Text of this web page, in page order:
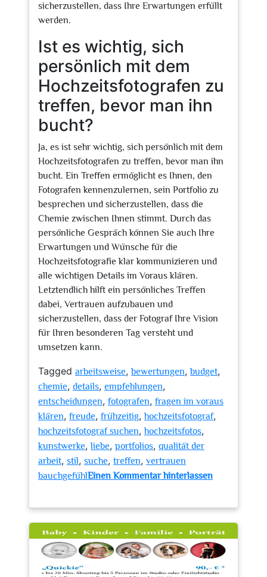
sicherzustellen, dass Ihre Erwartungen erfüllt
werden.
Ist es wichtig, sich
persönlich mit dem
Hochzeitsfotografen zu
treffen, bevor man ihn
bucht?
Ja, es ist sehr wichtig, sich persönlich mit dem
Hochzeitsfotografen zu treffen, bevor man ihn
bucht. Ein Treffen ermöglicht es Ihnen, den
Fotografen kennenzulernen, sein Portfolio zu
besprechen und sicherzustellen, dass die
Chemie zwischen Ihnen stimmt. Durch das
persönliche Gespräch können Sie auch Ihre
Erwartungen und Wünsche für die
Hochzeitsfotografie klar kommunizieren und
alle wichtigen Details im Voraus klären.
Letztendlich hilft ein persönliches Treffen
dabei, Vertrauen aufzubauen und
sicherzustellen, dass der Fotograf Ihre Vision
für Ihren besonderen Tag versteht und
umsetzen kann.
Tagged arbeitsweise,bewertungen,budget,
chemie, details, empfehlungen,
entscheidungen, fotografen, fragen im voraus
klären, freude, frühzeitig,hochzeitsfotograf,
hochzeitsfotograf suchen,hochzeitsfotos,
kunstwerke,liebe, portfolios, qualität der
arbeit, stil, suche, treffen, vertrauen
bauchgefühlEinen Kommentar hinterlassen
nach
dem
perfekten